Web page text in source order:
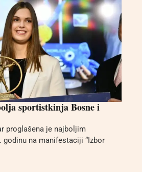
sportistkinja Bosne i
proglašena je najboljim
na manifestaciji “Izbor